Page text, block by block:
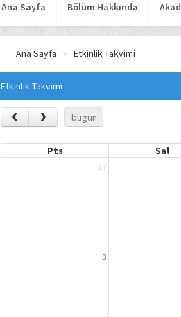
Ana Sayfa Bölüm Hakkında
Ana Sayfa > Etkinlik Takvimi
Etkinlik Takvimi
bugün
Pts Sal
27
3